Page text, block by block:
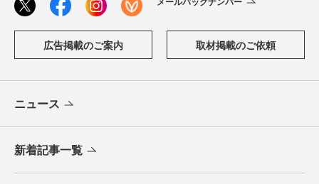
広告掲載のご案内 取材掲載のご依頼
ニュース
新着記事一覧